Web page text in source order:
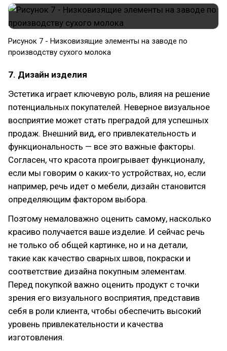
Рисунок 7 - Низковизящие элементы на заводе по
производству сухого молока
7. Дизайн изделия
Эстетика играет ключевую роль, влияя на решение
потенциальных покупателей. Неверное визуальное
восприятие может стать преградой для успешных
продаж. Внешний вид, его привлекательность и
функциональность — все это важные факторы.
Согласен, что красота проигрывает функционалу,
если мы говорим о каких-то устройствах, но, если
например, речь идет о мебели, дизайн становится
определяющим фактором выбора.
Поэтому немаловажно оценить самому, насколько
красиво получается ваше изделие. И сейчас речь
не только об общей картинке, но и на детали,
такие как качество сварных швов, покраски и
соответствие дизайна покупным элементам.
Перед покупкой важно оценить продукт с точки
зрения его визуального восприятия, представив
себя в роли клиента, чтобы обеспечить высокий
уровень привлекательности и качества
изготовления.